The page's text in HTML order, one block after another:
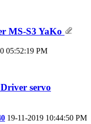
MS-S3 YaKo
05:52:19 PM
servo
19-11-2019 10:44:50 PM